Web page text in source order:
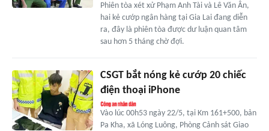
Phiên tòa xét xử Phạm Anh Tài và Lê Văn Ân,
hai kẻ cướp ngân hàng tại Gia Lai đang diễn
ra, đây là phiên tòa được dư luận quan tâm
sau hơn 5 tháng chờ đợi.
CSGT bắt nóng kẻ cướp 20 chiếc
điện thoại iPhone
Vào lúc 00h53 ngày 22/5, tại Km 161+500, bản
Pa Kha, xã Lóng Luông, Phòng Cảnh sát Giao